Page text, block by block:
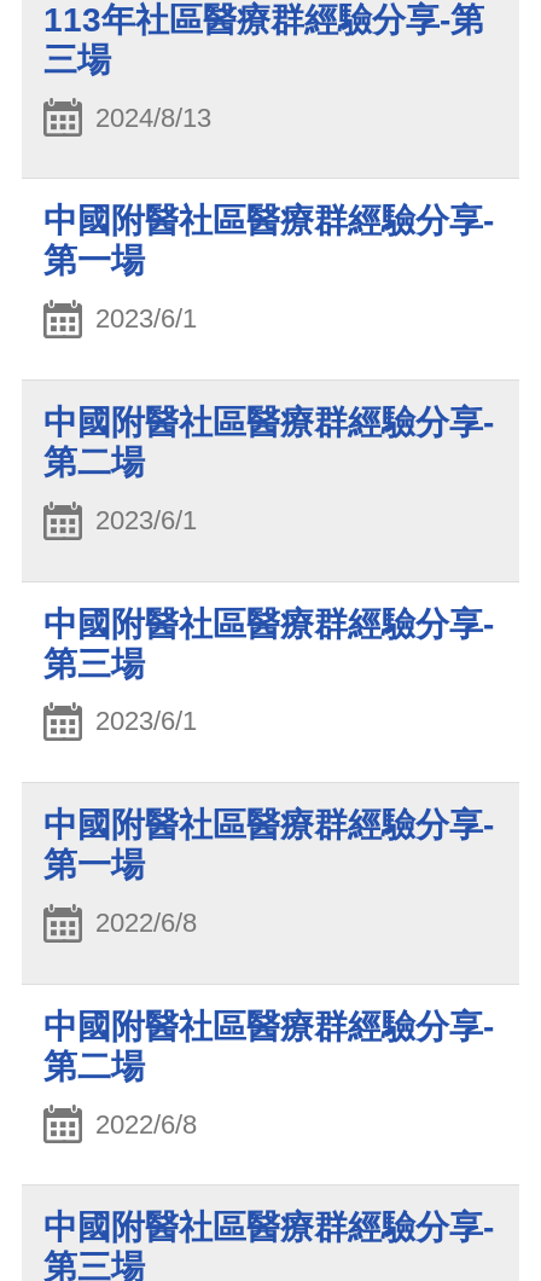
113年社區醫療群經驗分享-第
三場
2024/8/13
中國附醫社區醫療群經驗分享-
第一場
2023/6/1
中國附醫社區醫療群經驗分享-
第二場
2023/6/1
中國附醫社區醫療群經驗分享-
第三場
2023/6/1
中國附醫社區醫療群經驗分享-
第一場
2022/6/8
中國附醫社區醫療群經驗分享-
第二場
2022/6/8
中國附醫社區醫療群經驗分享-
第三場